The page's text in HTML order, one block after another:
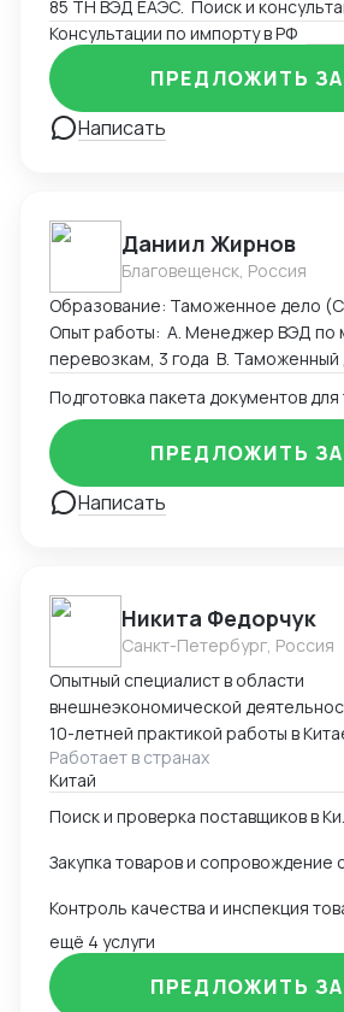
85 ТН ВЭД ЕАЭС. Поиск и
разрешительным документам,
экспорта или импорта на
Консультации по импорту в РФ
Написать
ПРЕДЛОЖИТЬ
Даниил Жирнов
Благовещенск, Россия
Образование: Таможенное дело
Опыт работы: А. Менеджер ВЭД по
перевозкам, 3 года B. Таможенный
Написать
ПРЕДЛОЖИТЬ
Никита Федорчук
Санкт-Петербург, Россия
Опытный специалист в области
внешнеэкономической
10-летней практикой работы в
сфере ВЭД. Знаю китайский и
профессиональном уровне, имею
экспертизу в закупках, логистике
расчетах. Организую полный цикл
поиск и проверка поставщиков,
сопровождение контрактов,
продукции, доставка и оплата
Ключевые компетенции Поиск и
поставщиков в Китае Ведение
китайском и английском языках
Работает в странах
Китай
ещё 4 услуги
ПРЕДЛОЖИТЬ